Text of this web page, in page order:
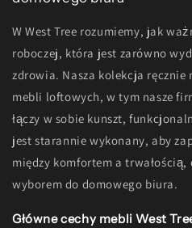
W West Tree rozumiemy, jak
roboczej, która jest zarówno
zdrowia. Nasza kolekcja
mebli loftowych, w tym nasze
łączy w sobie kunszt,
jest starannie wykonany, aby
między komfortem a
wyborem do domowego biura.
Główne cechy mebli West